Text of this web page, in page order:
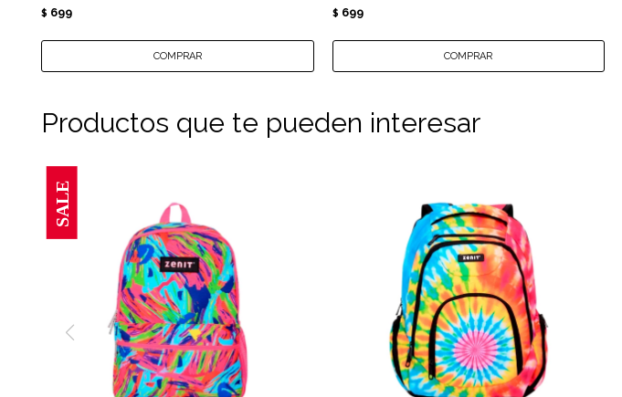
$ 699 $ 699
Productos que te pueden interesar